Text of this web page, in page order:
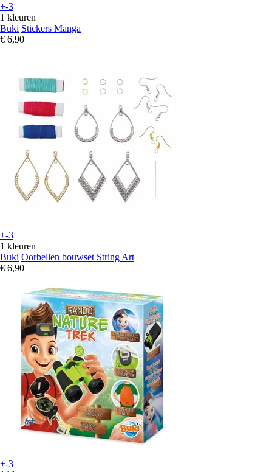
+-3
1 kleuren
Buki Stickers Manga
€ 6,90
+-3
1 kleuren
Buki Oorbellen bouwset String Art
€ 6,90
+-3